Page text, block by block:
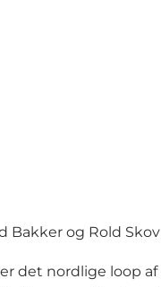
Bakker og Rold Skov
det nordlige loop af